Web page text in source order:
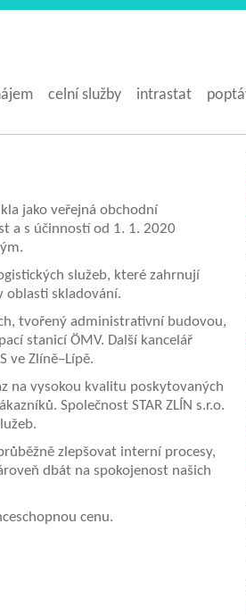
celní služby intrastat
jako veřejná obchodní
a s účinností od 1. 1. 2020
služeb, které zahrnují
oblasti skladování.
tvořený administrativní budovou,
stanicí ÖMV. Další kancelář
ve Zlíně–Lípě.
na vysokou kvalitu poskytovaných
Společnost STAR ZLÍN s.r.o.
zlepšovat interní procesy,
dbát na spokojenost našich
cenu.